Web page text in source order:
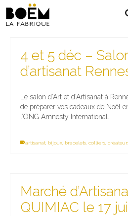
4 et 5 déc –
d’artisanat
Le salon d’Art et d’Artisanat à
de préparer vos cadeaux de Noël
l’ONG Amnesty International.
artisanat bijoux bracelets colliers
Marché
QUIMIAC le 17